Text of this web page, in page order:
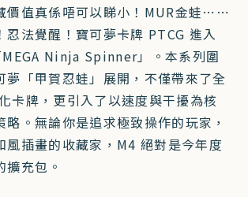
價值真係唔可以睇小！MUR金蛙⋯⋯
忍法覺醒！寶可夢卡牌 PTCG 進入
Ninja Spinner」。本系列圍
夢「甲賀忍蛙」展開，不僅帶來了全
卡牌，更引入了以速度與干擾為核
略。無論你是追求極致操作的玩家，
風插畫的收藏家，M4 絕對是今年度
充包。